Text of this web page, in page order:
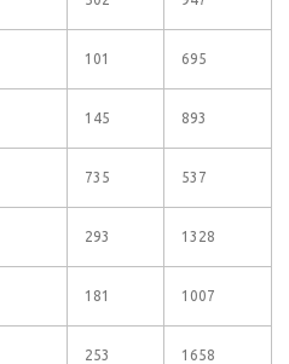
101 695
145 893
735 537
293 1328
181 1007
253 1658